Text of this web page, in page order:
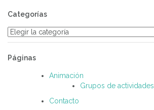
Categorías
Categorías
Páginas
Animación
Grupos de actividades
Contacto